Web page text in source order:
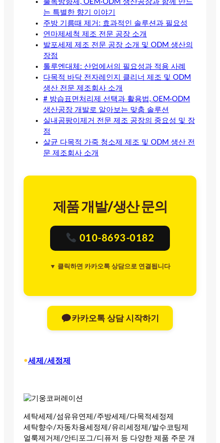
불독방향제, OEM·ODM 생산공장과 함께 만드
는 특별한 향기 이야기
주방 기름때 제거: 효과적인 솔루션과 필요성
연마제세척 제조 전문 공장 소개
발포세제 제조 전문 공장 소개 및 ODM 생산의
장점
톨루엔대체: 산업에서의 필요성과 적용 사례
다목적 바닥 전자레인지 클리너 제조 및 ODM
생산 전문 제조회사 소개
# 방습표면처리제 선택과 활용법, OEM·ODM
생산공장 개발로 알아보는 맞춤 솔루션
실내곰팡이제거 전문 제조 공장의 중요성 및 장
점
살균 다목적 가죽 청소제 제조 및 ODM 생산 전
문 제조회사 소개
제품 개발/생산 문의
010-8693-0182
▼ 클릭하면 카카오톡 상담으로 연결됩니다
카카오톡 상담 시작하기
•세제/세정제
세탁세제/섬유유연제/주방세제/다목적세정제
세탁향수/자동차용세정제/유리세정제/발수코팅제
얼룩제거제/안티포그/디퓨저 등 다양한 제품 주문 개